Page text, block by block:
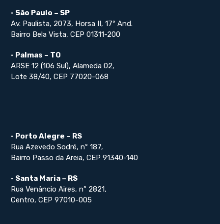
• São Paulo – SP
Av. Paulista, 2073, Horsa II, 17º And.
Bairro Bela Vista, CEP 01311-200
• Palmas – TO
ARSE 12 (106 Sul), Alameda 02,
Lote 38/40, CEP 77020-068
• Porto Alegre – RS
Rua Azevedo Sodré, nº 187,
Bairro Passo da Areia, CEP 91340-140
• Santa Maria – RS
Rua Venâncio Aires, nº 2821,
Centro, CEP 97010-005